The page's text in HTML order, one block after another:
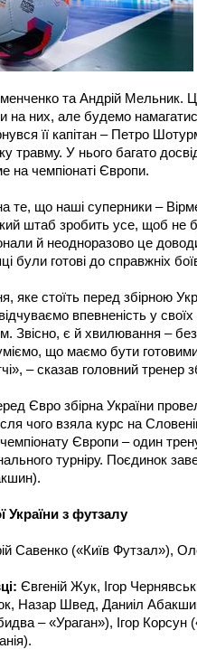
та Андрій Мельник.
на них, але будемо
її капітан – Петро
травму. У нього багато
на чемпіонаті Європи.
те, що наші суперники –
штаб зробить усе, щоб не
й неодноразово це
були готові до справжніх
яке стоїть перед збірною
впевненість у
Звісно, є й хвилювання –
що маємо бути
– сказав головний тренер
Євро збірна України
чого взяла курс на
чемпіонату Європи – один
турніру. Поєдинок
України з футзалу
Савенко («Київ Футзал»),
Євгеній Жук, Ігор
Назар Швед, Даниіл
– «Ураган»), Ігор